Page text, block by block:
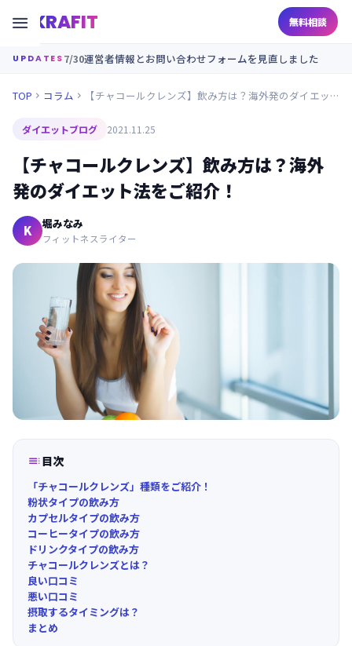
KRAFIT 無料相談

UPDATES 7/30運営者情報とお問い合わせフォームを見直しました
TOP  コラム  【チャコールクレンズ】飲み方は？海外発のダイエット法をご紹介！
ダイエットブログ 2021.11.25
【チャコールクレンズ】飲み方は？海外
発のダイエット法をご紹介！
K 堀みなみ
フィットネスライター
目次
「チャコールクレンズ」種類をご紹介！
粉状タイプの飲み方
カプセルタイプの飲み方
コーヒータイプの飲み方
ドリンクタイプの飲み方
チャコールクレンズとは？
良い口コミ
悪い口コミ
摂取するタイミングは？
まとめ